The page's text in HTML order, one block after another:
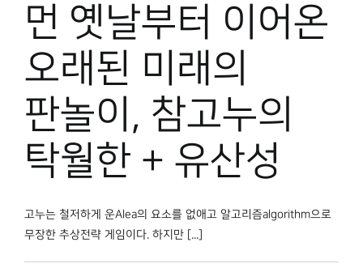
먼 옛날부터 이어온
오래된 미래의
판놀이, 참고누의
탁월한 + 유산성
고누는 철저하게 운Alea의 요소를 없애고 알고리즘algorithm으로
무장한 추상전략 게임이다. 하지만 [...]